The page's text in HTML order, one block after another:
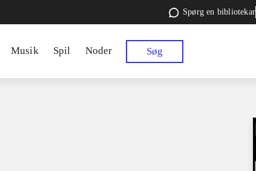
Spørg en bibliotekar
Musik Spil Noder Søg